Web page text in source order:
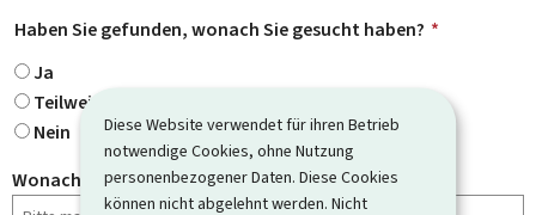
Diese Website verwendet für ihren Betrieb
notwendige Cookies, ohne Nutzung
personenbezogener Daten. Diese Cookies
können nicht abgelehnt werden. Nicht
Haben Sie gefunden, wonach Sie gesucht haben? *
Ja
Teilweise
Nein
Wonach haben Sie gesucht?